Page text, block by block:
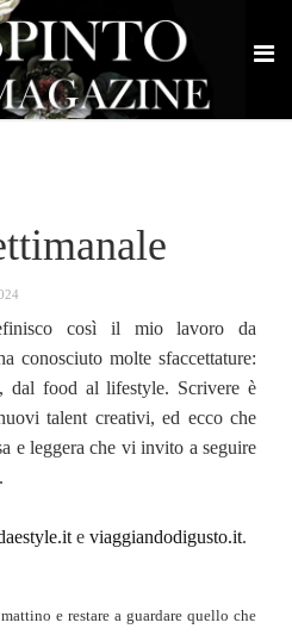
così il mio lavoro da
conosciuto molte sfaccettature:
dal food al lifestyle. Scrivere è
talent creativi, ed ecco che
e leggera che vi invito a seguire
e viaggiandodigusto.it.
e restare a guardare quello che